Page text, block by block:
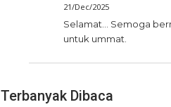
21/Dec/2025
Selamat... Semoga
untuk ummat.
Terbanyak Dibaca